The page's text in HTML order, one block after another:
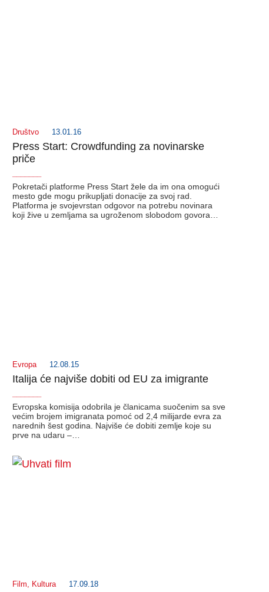
Društvo 13.01.16
Press Start: Crowdfunding za novinarske
priče
Pokretači platforme Press Start žele da im ona omogući
mesto gde mogu prikupljati donacije za svoj rad.
Platforma je svojevrstan odgovor na potrebu novinara
koji žive u zemljama sa ugroženom slobodom govora…
Evropa 12.08.15
Italija će najviše dobiti od EU za imigrante
Evropska komisija odobrila je članicama suočenim sa sve
većim brojem imigranata pomoć od 2,4 milijarde evra za
narednih šest godina. Najviše će dobiti zemlje koje su
prve na udaru –…
Film, Kultura 17.09.18